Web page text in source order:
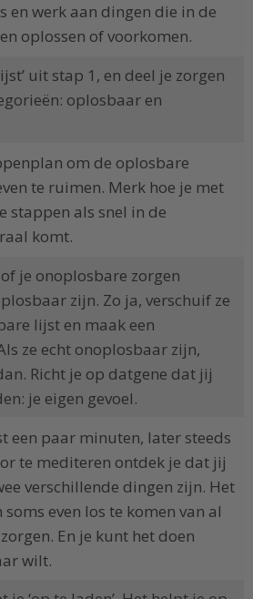
en werk aan dingen die in de
oplossen of voorkomen.
uit stap 1, en deel je zorgen
oplosbaar en
om de oplosbare
te ruimen. Merk hoe je met
stappen als snel in de
komt.
je onoplosbare zorgen
zijn. Zo ja, verschuif ze
lijst en maak een
ze echt onoplosbaar zijn,
Richt je op datgene dat jij
je eigen gevoel.
een paar minuten, later steeds
te mediteren ontdek je dat jij
verschillende dingen zijn. Het
even los te komen van al
En je kunt het doen
wilt.